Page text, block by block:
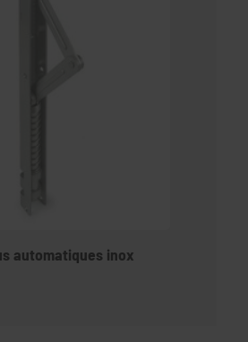
automatiques inox